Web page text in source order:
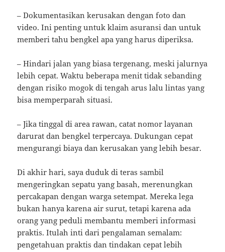
– Dokumentasikan kerusakan dengan foto dan
video. Ini penting untuk klaim asuransi dan untuk
memberi tahu bengkel apa yang harus diperiksa.
– Hindari jalan yang biasa tergenang, meski jalurnya
lebih cepat. Waktu beberapa menit tidak sebanding
dengan risiko mogok di tengah arus lalu lintas yang
bisa memperparah situasi.
– Jika tinggal di area rawan, catat nomor layanan
darurat dan bengkel terpercaya. Dukungan cepat
mengurangi biaya dan kerusakan yang lebih besar.
Di akhir hari, saya duduk di teras sambil
mengeringkan sepatu yang basah, merenungkan
percakapan dengan warga setempat. Mereka lega
bukan hanya karena air surut, tetapi karena ada
orang yang peduli membantu memberi informasi
praktis. Itulah inti dari pengalaman semalam:
pengetahuan praktis dan tindakan cepat lebih